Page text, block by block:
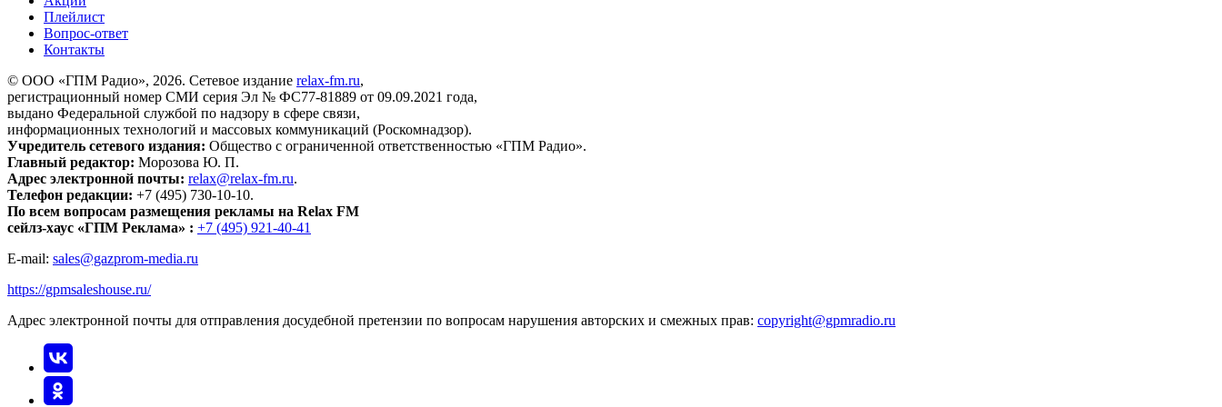
Плейлист
Вопрос-ответ
Контакты
© ООО «ГПМ Радио», 2026. Сетевое издание relax-fm.ru,
регистрационный номер СМИ серия Эл № ФС77-81889 от 09.09.2021 года,
выдано Федеральной службой по надзору в сфере связи,
информационных технологий и массовых коммуникаций (Роскомнадзор).
Учредитель сетевого издания: Общество с ограниченной ответственностью «ГПМ Радио».
Главный редактор: Морозова Ю. П.
Адрес электронной почты: relax@relax-fm.ru.
Телефон редакции: +7 (495) 730-10-10.
По всем вопросам размещения рекламы на Relax FM
сейлз-хаус «ГПМ Реклама» : +7 (495) 921-40-41
E-mail: sales@gazprom-media.ru
https://gpmsaleshouse.ru/
Адрес электронной почты для отправления досудебной претензии по вопросам нарушения авторских и смежных прав: copyright@gpmradio.ru